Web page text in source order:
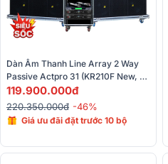
Dàn Âm Thanh Line Array 2 Way
Passive Actpro 31 (KR210F New,
KR28F New, UTA1802DSP,
UTA1804DSP, Alto TMD16, BCE
UGX12)
119.900.000đ
220.350.000đ -46%
Giá ưu đãi đặt trước 10 bộ